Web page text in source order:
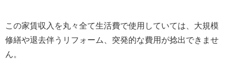
この家賃収入を丸々全て生活費で使用していては、大規模
修繕や退去伴うリフォーム、突発的な費用が捻出できませ
ん。